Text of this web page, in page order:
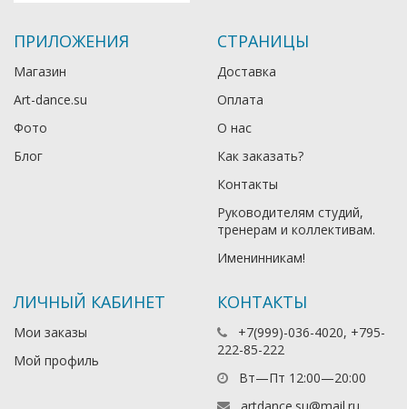
ПРИЛОЖЕНИЯ
Магазин
Art-dance.su
Фото
Блог
СТРАНИЦЫ
Доставка
Оплата
О нас
Как заказать?
Контакты
Руководителям студий,
тренерам и коллективам.
Именинникам!
ЛИЧНЫЙ КАБИНЕТ
Мои заказы
Мой профиль
КОНТАКТЫ
+7(999)-036-4020, +795-
222-85-222
Вт—Пт 12:00—20:00